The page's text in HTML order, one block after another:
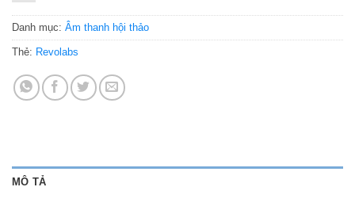
Danh mục: Âm thanh hội thảo
Thẻ: Revolabs
MÔ TẢ